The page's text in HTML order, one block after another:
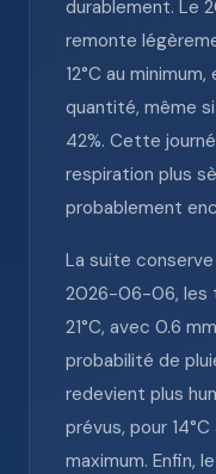
durablement. Le
remonte
12°C au
quantité, même
42%. Cette
respiration plus
probablement
La suite
2026-06-06, les
21°C, avec 0.6
probabilité de
redevient plus
prévus, pour
maximum. Enfin,